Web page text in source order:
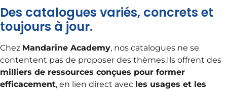
Des catalogues variés, concrets et
toujours à jour.
Chez Mandarine Academy, nos catalogues ne se
contentent pas de proposer des thèmes.Ils offrent des
milliers de ressources conçues pour former
efficacement, en lien direct avec les usages et les